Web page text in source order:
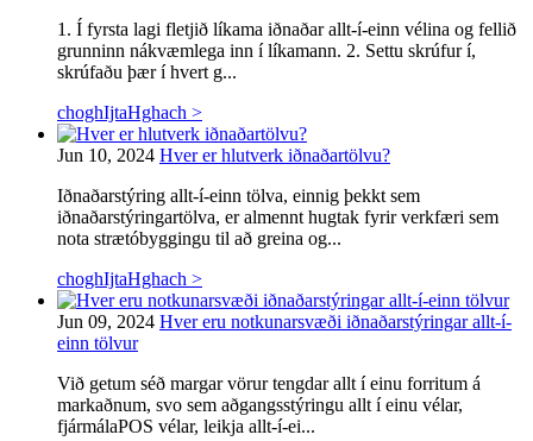
1. Í fyrsta lagi fletjið líkama iðnaðar allt-í-einn vélina og fellið
grunninn nákvæmlega inn í líkamann. 2. Settu skrúfur í,
skrúfaðu þær í hvert g...
choghIjtaHghach >
Jun 10, 2024 Hver er hlutverk iðnaðartölvu?
Iðnaðarstýring allt-í-einn tölva, einnig þekkt sem
iðnaðarstýringartölva, er almennt hugtak fyrir verkfæri sem
nota strætóbyggingu til að greina og...
choghIjtaHghach >
Jun 09, 2024 Hver eru notkunarsvæði iðnaðarstýringar allt-í-
einn tölvur
Við getum séð margar vörur tengdar allt í einu forritum á
markaðnum, svo sem aðgangsstýringu allt í einu vélar,
fjármálaPOS vélar, leikja allt-í-ei...